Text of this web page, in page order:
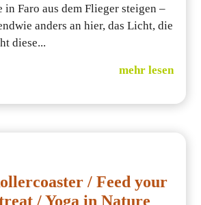
in Faro aus dem Flieger steigen –
anders an hier, das Licht, die
diese...
mehr lesen
/ Feed your
/ Yoga in Nature